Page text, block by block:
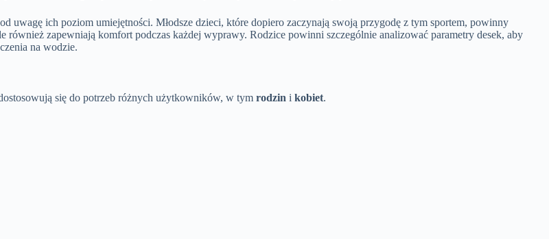
uwagę ich poziom umiejętności. Młodsze dzieci, które dopiero zaczynają swoją przygodę z tym sportem, powinny
zapewniają komfort podczas każdej wyprawy. Rodzice powinni szczególnie analizować parametry desek, aby
na wodzie.
się do potrzeb różnych użytkowników, w tym rodzin i kobiet.